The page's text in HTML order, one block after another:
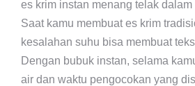
es krim instan menang telak
Saat kamu membuat es krim
kesalahan suhu bisa membuat
Dengan bubuk instan, selama
air dan waktu pengocokan yang